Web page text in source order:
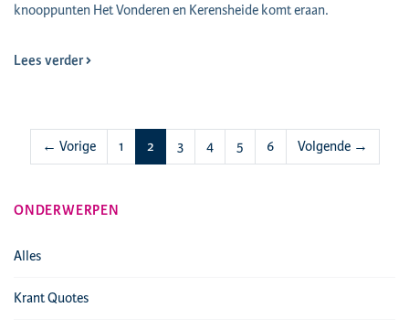
knooppunten Het Vonderen en Kerensheide komt eraan.
Lees verder
← Vorige 1 2(huidige)
3 4 5 6 Volgende →
ONDERWERPEN
Alles
Krant Quotes